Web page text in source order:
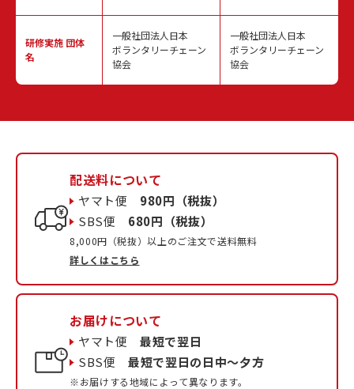
研修実施 団体
名
一般社団法人日本
ボランタリーチェーン
協会
一般社団法人日本
ボランタリーチェーン
協会
配送料について
ヤマト便 980円（税抜）
SBS便 680円（税抜）
8,000円（税抜）以上のご注文で送料無料
詳しくはこちら
お届けについて
ヤマト便最短で翌日
SBS便最短で翌日の日中〜夕方
※お届けする地域によって異なります。